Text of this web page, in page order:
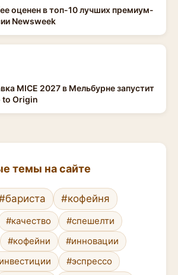
оценен в топ-10 лучших премиум-
Newsweek
MICE 2027 в Мельбурне запустит
to Origin
темы на сайте
#кофейня
#качество
#спешелти
#кофейни
#инновации
#эспрессо